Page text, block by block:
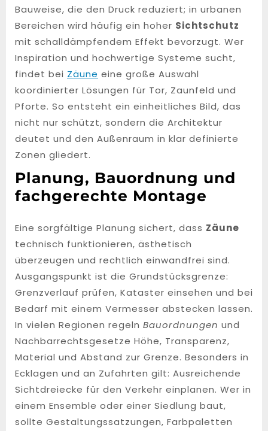
Bauweise, die den Druck reduziert; in urbanen
Bereichen wird häufig ein hoher Sichtschutz
mit schalldämpfendem Effekt bevorzugt. Wer
Inspiration und hochwertige Systeme sucht,
findet bei Zäune eine große Auswahl
koordinierter Lösungen für Tor, Zaunfeld und
Pforte. So entsteht ein einheitliches Bild, das
nicht nur schützt, sondern die Architektur
deutet und den Außenraum in klar definierte
Zonen gliedert.
Planung, Bauordnung und
fachgerechte Montage
Eine sorgfältige Planung sichert, dass Zäune
technisch funktionieren, ästhetisch
überzeugen und rechtlich einwandfrei sind.
Ausgangspunkt ist die Grundstücksgrenze:
Grenzverlauf prüfen, Kataster einsehen und bei
Bedarf mit einem Vermesser abstecken lassen.
In vielen Regionen regeln Bauordnungen und
Nachbarrechtsgesetze Höhe, Transparenz,
Material und Abstand zur Grenze. Besonders in
Ecklagen und an Zufahrten gilt: Ausreichende
Sichtdreiecke für den Verkehr einplanen. Wer in
einem Ensemble oder einer Siedlung baut,
sollte Gestaltungssatzungen, Farbpaletten